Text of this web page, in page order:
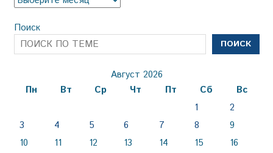
Поиск
ПОИСК
Август 2026
Пн
Вт Ср Чт Пт Сб
Вс
1
2
3
4 5 6 7 8
9
10
11 12 13 14 15
16